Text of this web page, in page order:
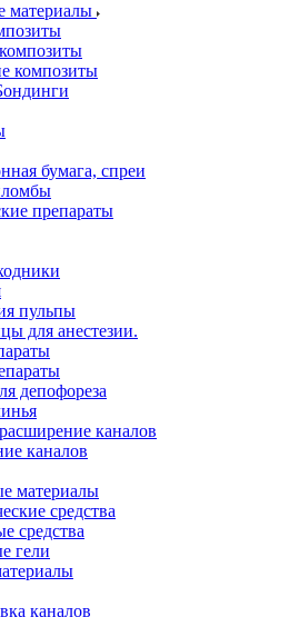
материалы
композиты
бумага, спреи
препараты
пульпы
для анестезии.
депофореза
каналов
каналов
материалы
средства
средства
гели
каналов